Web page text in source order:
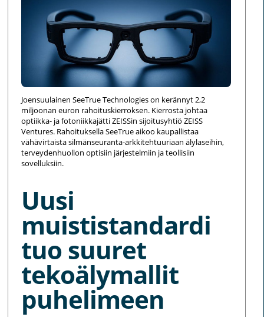
Joensuulainen SeeTrue Technologies on kerännyt 2,2
miljoonan euron rahoituskierroksen. Kierrosta johtaa
optiikka- ja fotoniikkajätti ZEISSin sijoitusyhtiö ZEISS
Ventures. Rahoituksella SeeTrue aikoo kaupallistaa
vähävirtaista silmänseuranta-arkkitehtuuriaan älylaseihin,
terveydenhuollon optisiin järjestelmiin ja teollisiin
sovelluksiin.
Uusi
muististandardi
tuo suuret
tekoälymallit
puhelimeen